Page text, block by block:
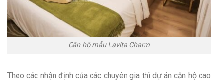
Căn hộ mẫu Lavita Charm
Theo các nhận định của các chuyên gia thì dự án căn hộ cao